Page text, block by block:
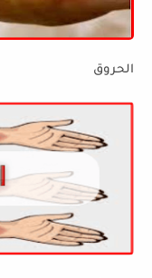
الحروق